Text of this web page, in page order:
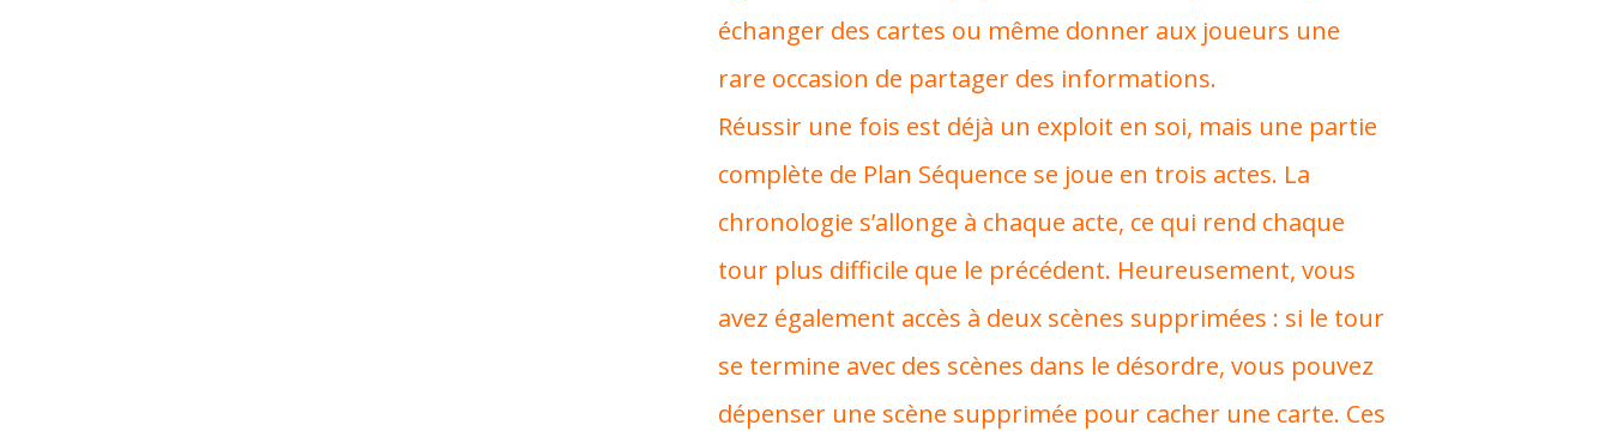
échanger des cartes ou même donner aux joueurs une
rare occasion de partager des informations.
Réussir une fois est déjà un exploit en soi, mais une partie
complète de Plan Séquence se joue en trois actes. La
chronologie s’allonge à chaque acte, ce qui rend chaque
tour plus difficile que le précédent. Heureusement, vous
avez également accès à deux scènes supprimées : si le tour
se termine avec des scènes dans le désordre, vous pouvez
dépenser une scène supprimée pour cacher une carte. Ces